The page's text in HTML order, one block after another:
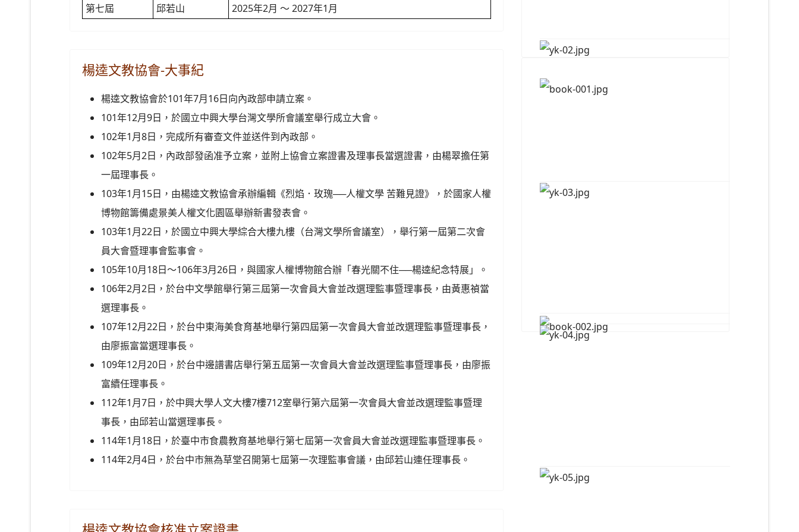
第七屆 邱若山 2025年2月 ～ 2027年1月
楊逵文教協會-大事紀
楊逵文教協會於101年7月16日向內政部申請立案。
101年12月9日，於國立中興大學台灣文學所會議室舉行成立大會。
102年1月8日，完成所有審查文件並送件到內政部。
102年5月2日，內政部發函准予立案，並附上協會立案證書及理事長當選證書，由楊翠擔任第
一屆理事長。
103年1月15日，由楊逵文教協會承辦編輯《烈焰．玫瑰──人權文學 苦難見證》，於國家人權
博物館籌備處景美人權文化園區舉辦新書發表會。
103年1月22日，於國立中興大學綜合大樓九樓（台灣文學所會議室），舉行第一屆第二次會
員大會暨理事會監事會。
105年10月18日～106年3月26日，與國家人權博物館合辦「春光關不住──楊逵紀念特展」。
106年2月2日，於台中文學館舉行第三屆第一次會員大會並改選理監事暨理事長，由黃惠禎當
選理事長。
107年12月22日，於台中東海美食育基地舉行第四屆第一次會員大會並改選理監事暨理事長，
由廖振富當選理事長。
109年12月20日，於台中邊譜書店舉行第五屆第一次會員大會並改選理監事暨理事長，由廖振
富續任理事長。
112年1月7日，於中興大學人文大樓7樓712室舉行第六屆第一次會員大會並改選理監事暨理
事長，由邱若山當選理事長。
114年1月18日，於臺中市食農教育基地舉行第七屆第一次會員大會並改選理監事暨理事長。
114年2月4日，於台中市無為草堂召開第七屆第一次理監事會議，由邱若山連任理事長。